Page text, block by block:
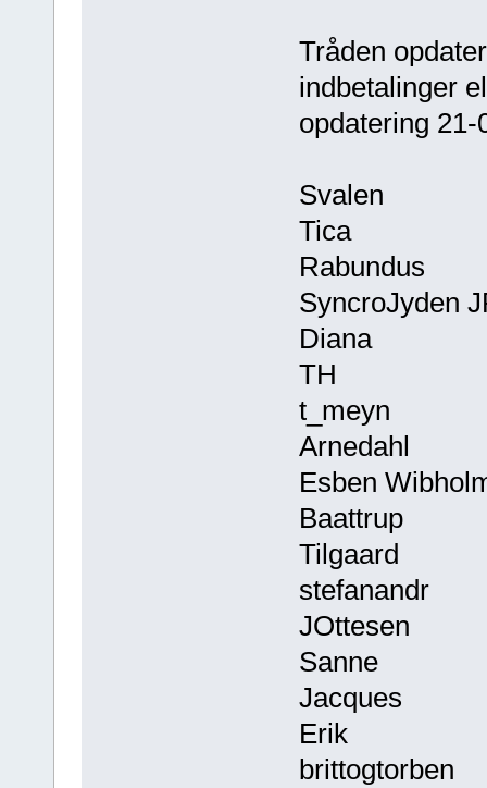
Tråden
indbetalinger
opdatering 21-
Svalen
Tica
Rabundus
SyncroJyden
Diana
TH
t_meyn
Arnedahl
Esben
Baattrup
Tilgaard
stefanandr
JOttesen
Sanne
Jacques
Erik
brittogtorben